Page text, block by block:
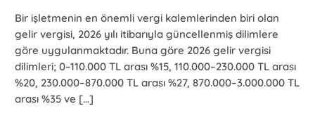
Bir işletmenin en önemli vergi kalemlerinden biri olan
gelir vergisi, 2026 yılı itibarıyla güncellenmiş dilimlere
göre uygulanmaktadır. Buna göre 2026 gelir vergisi
dilimleri; 0–110.000 TL arası %15, 110.000–230.000 TL arası
%20, 230.000–870.000 TL arası %27, 870.000–3.000.000 TL
arası %35 ve […]